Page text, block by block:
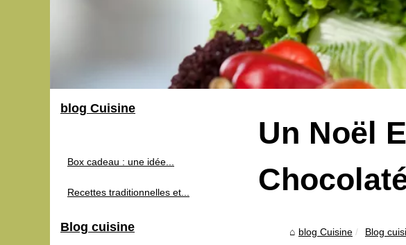
Un Noël
blog Cuisine Blog
blog Cuisine
Box cadeau : une idée...
Recettes traditionnelles et...
Blog cuisine